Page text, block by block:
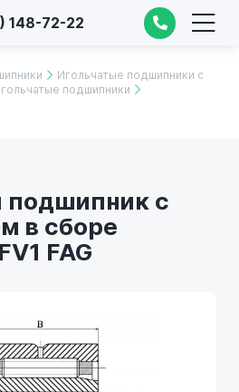
148-72-22
Игольчатые подшипники с
подшипники
подшипник с
в сборе
FAG